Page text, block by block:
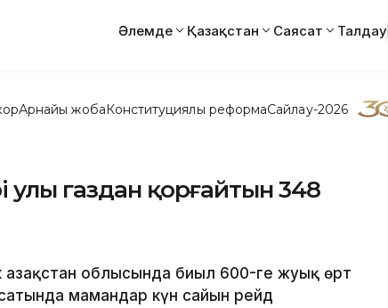
Әлемде Қазақстан Саясат Талдау
Арнайы жобаКонституциялық реформаСайлау-2026
улы газдан қорғайтын 348
Қазақстан облысында биыл 600-ге жуық өрт
мамандар күн сайын рейд